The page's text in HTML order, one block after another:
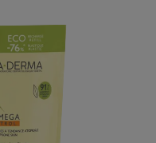
lavante
émolliente
anti-
grattage